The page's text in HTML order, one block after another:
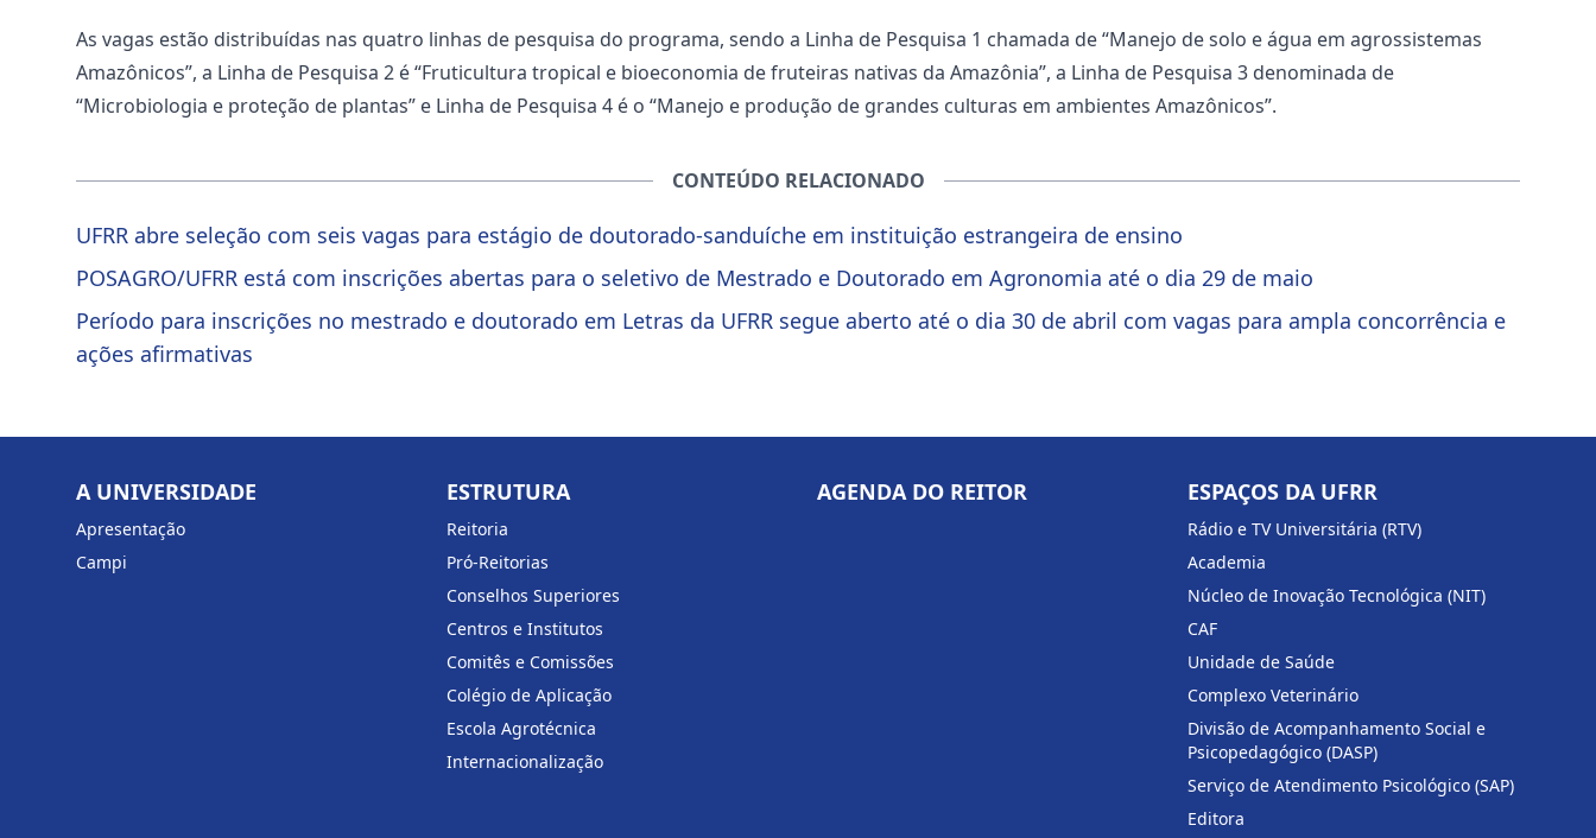
As vagas estão distribuídas nas quatro linhas de pesquisa do programa, sendo a Linha de Pesquisa 1 chamada de “Manejo de solo e água em agrossistemas
Amazônicos”, a Linha de Pesquisa 2 é “Fruticultura tropical e bioeconomia de fruteiras nativas da Amazônia”, a Linha de Pesquisa 3 denominada de
“Microbiologia e proteção de plantas” e Linha de Pesquisa 4 é o “Manejo e produção de grandes culturas em ambientes Amazônicos”.
CONTEÚDO RELACIONADO
UFRR abre seleção com seis vagas para estágio de doutorado-sanduíche em instituição estrangeira de ensino
POSAGRO/UFRR está com inscrições abertas para o seletivo de Mestrado e Doutorado em Agronomia até o dia 29 de maio
Período para inscrições no mestrado e doutorado em Letras da UFRR segue aberto até o dia 30 de abril com vagas para ampla concorrência e
ações afirmativas
A UNIVERSIDADE
Apresentação
Campi
ESTRUTURA
Reitoria
Pró-Reitorias
Conselhos Superiores
Centros e Institutos
Comitês e Comissões
Colégio de Aplicação
Escola Agrotécnica
Internacionalização
AGENDA DO REITOR ESPAÇOS DA UFRR
Rádio e TV Universitária (RTV)
Academia
Núcleo de Inovação Tecnológica (NIT)
CAF
Unidade de Saúde
Complexo Veterinário
Divisão de Acompanhamento Social e
Psicopedagógico (DASP)
Serviço de Atendimento Psicológico (SAP)
Editora